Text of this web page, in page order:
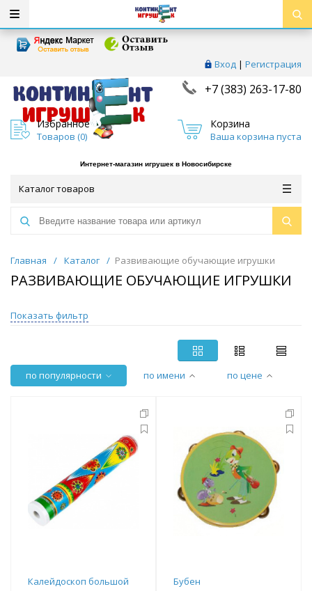
Вход | Регистрация
+7 (383) 263-17-80
Избранное
Товаров (0)
Корзина
Ваша корзина пуста
Интернет-магазин игрушек в Новосибирске
Каталог товаров
Главная / Каталог / Развивающие обучающие игрушки
РАЗВИВАЮЩИЕ ОБУЧАЮЩИЕ ИГРУШКИ
Показать фильтр
по популярности по имени по цене
Калейдоскоп большой Бубен